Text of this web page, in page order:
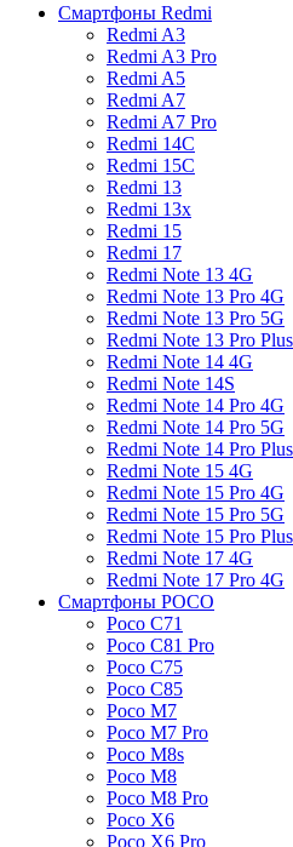
Смартфоны Redmi
Redmi A3
Redmi A3 Pro
Redmi A5
Redmi A7
Redmi A7 Pro
Redmi 14C
Redmi 15C
Redmi 13
Redmi 13x
Redmi 15
Redmi 17
Redmi Note 13 4G
Redmi Note 13 Pro 4G
Redmi Note 13 Pro 5G
Redmi Note 13 Pro
Redmi Note 14 4G
Redmi Note 14S
Redmi Note 14 Pro 4G
Redmi Note 14 Pro 5G
Redmi Note 14 Pro
Redmi Note 15 4G
Redmi Note 15 Pro 4G
Redmi Note 15 Pro 5G
Redmi Note 15 Pro
Redmi Note 17 4G
Redmi Note 17 Pro 4G
Смартфоны POCO
Poco C71
Poco C81 Pro
Poco C75
Poco C85
Poco M7
Poco M7 Pro
Poco M8s
Poco M8
Poco M8 Pro
Poco X6
Poco X6 Pro